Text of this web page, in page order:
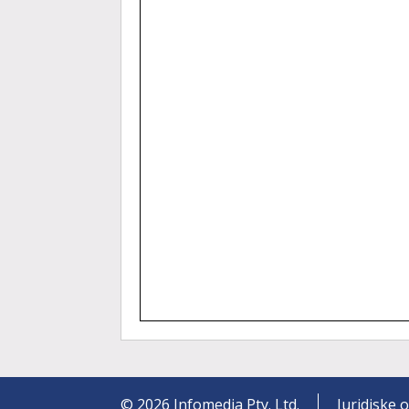
© 2026 Infomedia Pty. Ltd. Juridiske